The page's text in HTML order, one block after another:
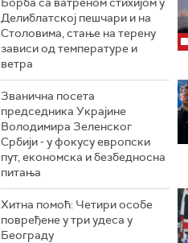
Делиблатској пешчари и на
Столовима, стање на терену
зависи од температуре и
ветра
Званична посета
председника Украјине
Володимира Зеленског
Србији - у фокусу европски
пут, економска и безбедносна
питања
Хитна помоћ: Четири особе
повређене у три удеса у
Београду